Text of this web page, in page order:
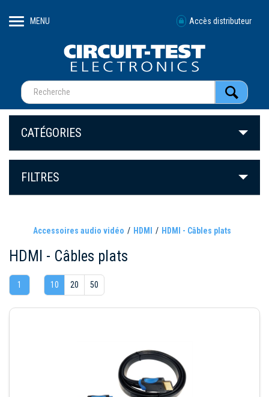
MENU Accès distributeur
CATÉGORIES
FILTRES
Accessoires audio vidéo HDMI HDMI - Câbles plats
HDMI - Câbles plats
1 10 20 50